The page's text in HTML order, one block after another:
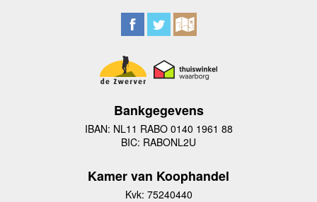
Bankgegevens
IBAN: NL11 RABO 0140 1961 88
BIC: RABONL2U
Kamer van Koophandel
Kvk: 75240440